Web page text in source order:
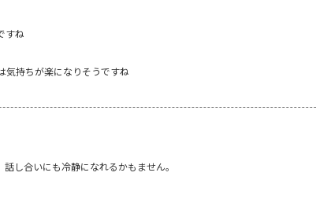
すね
気持ちが楽になりそうですね
し合いにも冷静になれるかもません。